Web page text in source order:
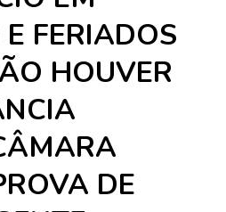
FERIADOS
HOUVER
DE